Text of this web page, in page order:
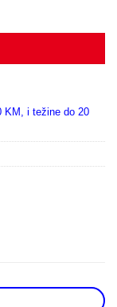
KM, i težine do 20